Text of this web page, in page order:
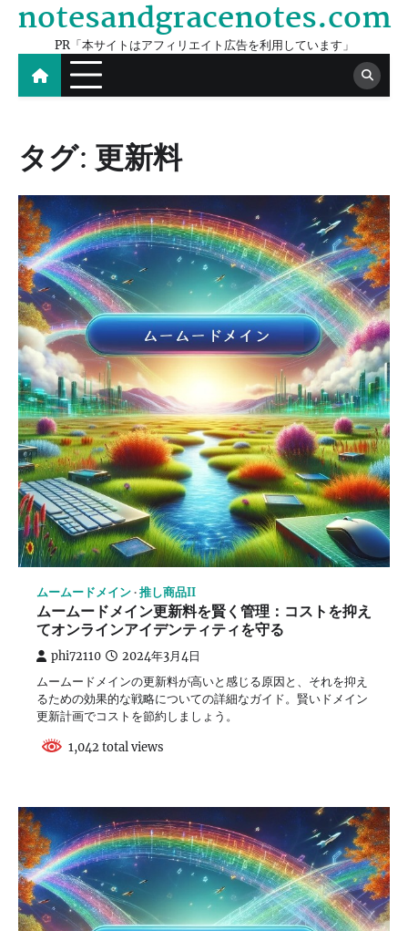
Skip
content
notesandgracenotes.com
PR「本サイトはアフィリエイト広告を利用しています」
タグ:更新料
ムームードメイン 推し商品II
ムームードメイン更新料を賢く管理：コストを抑え
てオンラインアイデンティティを守る
phi72110 2024年3月4日
ムームードメインの更新料が高いと感じる原因と、それを抑え
るための効果的な戦略についての詳細なガイド。賢いドメイン
更新計画でコストを節約しましょう。
1,042 total views